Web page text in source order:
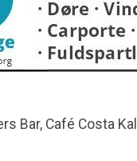
Bar, Café Costa